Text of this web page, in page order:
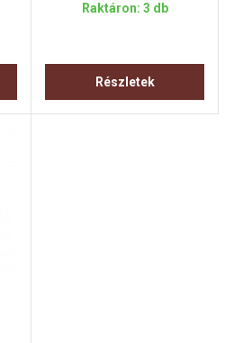
Raktáron: 3 db
Részletek